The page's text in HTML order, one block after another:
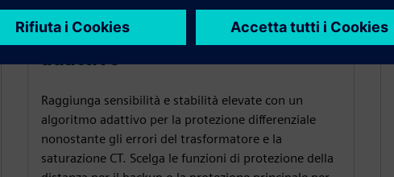
Algoritmo di protezione
adattivo
Raggiunga sensibilità e stabilità elevate con un
algoritmo adattivo per la protezione differenziale
nonostante gli errori del trasformatore e la
saturazione CT. Scelga le funzioni di protezione della